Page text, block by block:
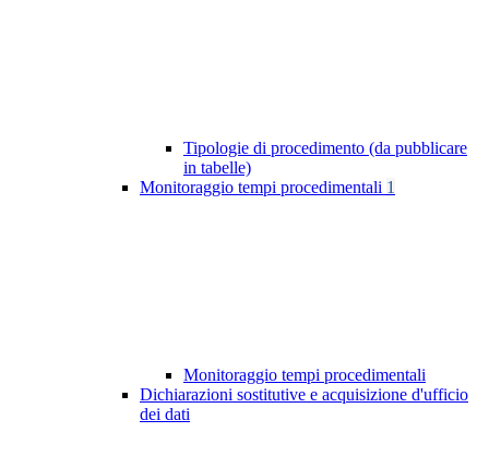
Tipologie di procedimento (da pubblicare
in tabelle)
Monitoraggio tempi procedimentali 1
Monitoraggio tempi procedimentali
Dichiarazioni sostitutive e acquisizione d'ufficio
dei dati